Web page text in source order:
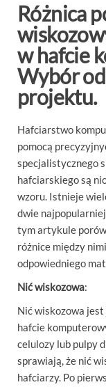
Różnica
w hafcie
Wybór
projektu.
Hafciarstwo
pomocą
specjalistycznego
hafciarskiego są
wzoru. Istnieje
dwie
tym artykule
różnice między
odpowiedniego
Nić wiskozowa:
Nić wiskozowa
hafcie
celulozy lub pulpy
sprawiają, że nić
hafciarzy. Po